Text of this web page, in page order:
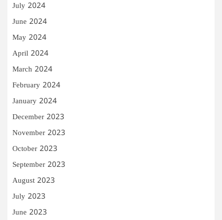
July 2024
June 2024
May 2024
April 2024
March 2024
February 2024
January 2024
December 2023
November 2023
October 2023
September 2023
August 2023
July 2023
June 2023